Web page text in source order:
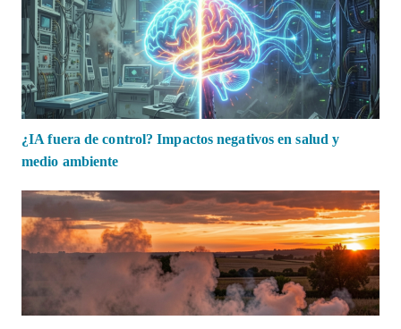
¿IA fuera de control? Impactos negativos en salud y
medio ambiente